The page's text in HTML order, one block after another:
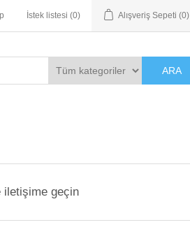
İstek listesi (0) Alışveriş Sepeti (0)
ARA
iletişime geçin